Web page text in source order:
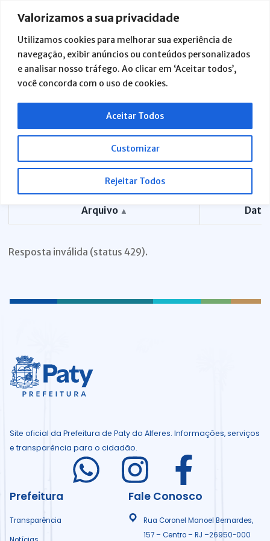
Valorizamos a sua privacidade
Utilizamos cookies para melhorar sua experiência de
navegação, exibir anúncios ou conteúdos personalizados
e analisar nosso tráfego. Ao clicar em ‘Aceitar todos’,
você concorda com o uso de cookies.
Customizar
Rejeitar Todos
Aceitar Todos
para
conteúdo
Tabelas de Níveis, Vencimentos, Símbolos e Subsídios
Outros Abrir
Arquivo ▲ Data
Resposta inválida (status 429).
Site oficial da Prefeitura de Paty do Alferes. Informações, serviços
e transparência para o cidadão.
I I
c
o
I
c
o
Prefeitura
Transparência
Fale Conosco
Rua Coronel Manoel Bernardes,
157 – Centro – RJ –26950-000